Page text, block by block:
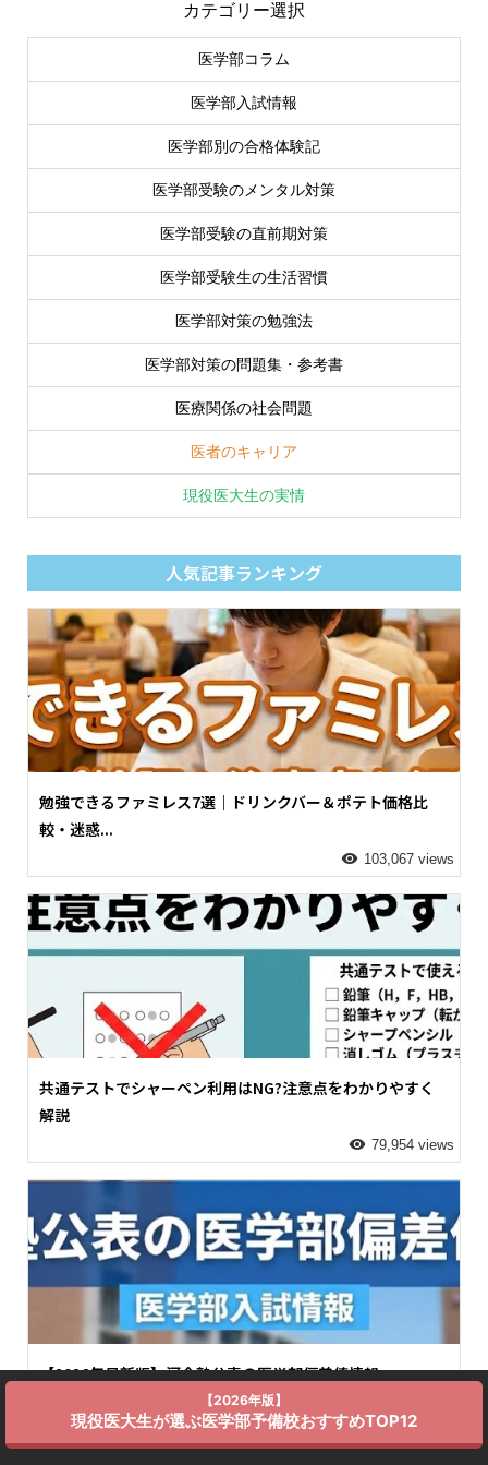
カテゴリー選択
医学部コラム
医学部入試情報
医学部別の合格体験記
医学部受験のメンタル対策
医学部受験の直前期対策
医学部受験生の生活習慣
医学部対策の勉強法
医学部対策の問題集・参考書
医療関係の社会問題
医者のキャリア
現役医大生の実情
人気記事ランキング
勉強できるファミレス7選｜ドリンクバー＆ポテト価格比
較・迷惑...
103,067 views
共通テストでシャーペン利用はNG?注意点をわかりやすく
解説
79,954 views
【2026年最新版】河合塾公表の医学部偏差値情報
【2026年版】
現役医大生が選ぶ医学部予備校おすすめTOP12